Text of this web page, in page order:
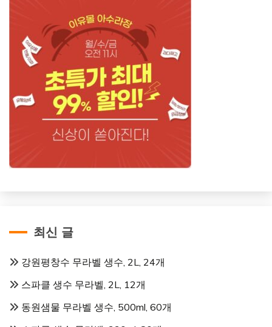
최신 글
강원평창수 무라벨 생수, 2L, 24개
스파클 생수 무라벨, 2L, 12개
동원샘물 무라벨 생수, 500ml, 60개